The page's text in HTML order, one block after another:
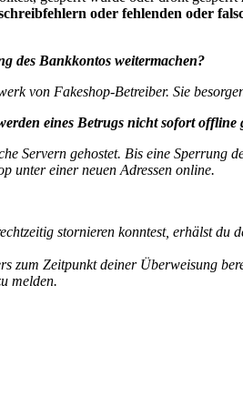
oder fehlenden oder
des Bankkontos weitermachen?
von Fakeshop-Betreiber. Sie
eines Betrugs nicht sofort offline
Servern gehostet. Bis eine Sperrung
unter einer neuen Adressen online.
stornieren konntest, erhälst du
zum Zeitpunkt deiner Überweisung
melden.